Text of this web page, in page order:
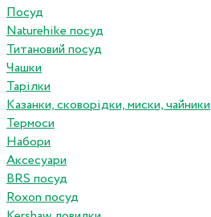
Посуд
Naturehike посуд
Титановий посуд
Чашки
Тарілки
Казанки, сковорідки, миски, чайники
Термоси
Набори
Аксесуари
BRS посуд
Roxon посуд